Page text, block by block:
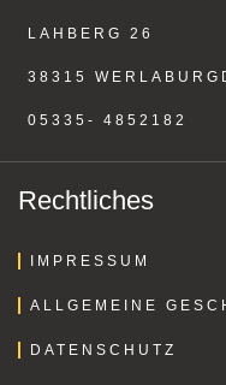
LAHBERG 26
38315
05335- 4852182
Rechtliches
IMPRESSUM
ALLGEMEINE
DATENSCHUTZ